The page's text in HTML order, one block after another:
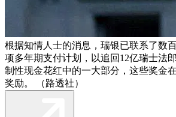
根据知情人士的消息，瑞银已联系了数
项多年期支付计划，以追回12亿瑞士法
制性现金花红中的一大部分，这些奖金
奖励。 （路透社）